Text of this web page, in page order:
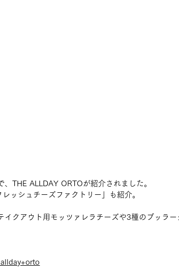
THE ALLDAY ORTOが紹介されました。
ッシュチーズファクトリー」も紹介。
クアウト用モッツァレラチーズや3種のブッラー